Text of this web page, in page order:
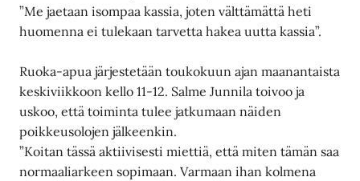
”Me jaetaan isompaa kassia, joten välttämättä heti
huomenna ei tulekaan tarvetta hakea uutta kassia”.
Ruoka-apua järjestetään toukokuun ajan maanantaista
keskiviikkoon kello 11-12. Salme Junnila toivoo ja
uskoo, että toiminta tulee jatkumaan näiden
poikkeusolojen jälkeenkin.
”Koitan tässä aktiivisesti miettiä, että miten tämän saa
normaaliarkeen sopimaan. Varmaan ihan kolmena